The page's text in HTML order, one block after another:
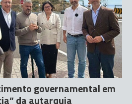
governamental em
da autarquia